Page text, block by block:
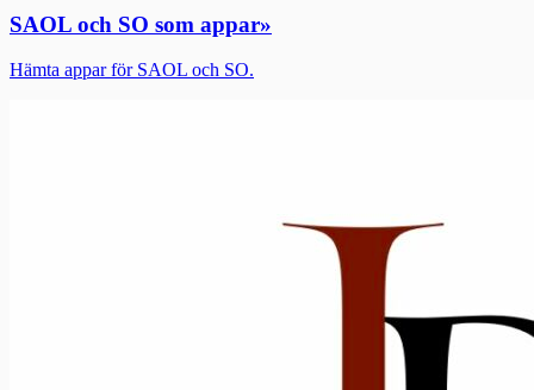
SAOL och SO som appar»
Hämta appar för SAOL och SO.